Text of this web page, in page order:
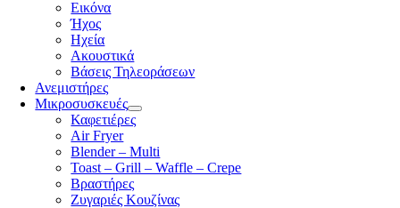
Εικόνα
Ήχος
Ηχεία
Ακουστικά
Βάσεις Τηλεοράσεων
Ανεμιστήρες
Μικροσυσκευές
Καφετιέρες
Air Fryer
Blender – Multi
Toast – Grill – Waffle – Crepe
Βραστήρες
Ζυγαριές Κουζίνας